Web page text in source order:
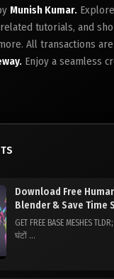
Munish Kumar.
tutorials, and
All transactions
Enjoy a seamless
Download Free
Blender & Save Time
GET FREE BASE MESHES
घंटों ...